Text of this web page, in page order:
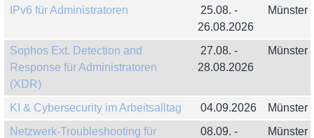
IPv6 für Administratoren
25.08. -
26.08.2026
Münster
Sophos Ext. Detection and
Response für Administratoren
(XDR)
27.08. -
28.08.2026
Münster
KI & Cybersecurity im Arbeitsalltag 04.09.2026
Münster
Netzwerk-Troubleshooting für
08.09. -
Münster